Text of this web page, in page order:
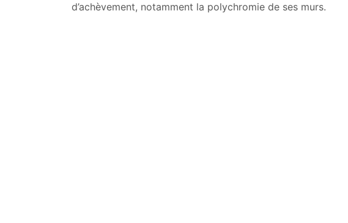
d’achèvement, notamment la polychromie de ses murs.